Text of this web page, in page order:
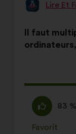
Vorschlag
Lire Et
des
Vorschlags:
Il faut
folgender
Aufteilung:
Ich
stimme
zu
83 %
Dieser
Vorschlag
wurde
Favorit
:mal